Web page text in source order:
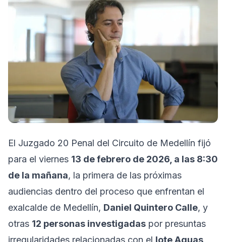
El Juzgado 20 Penal del Circuito de Medellín fijó
para el viernes 13 de febrero de 2026, a las 8:30
de la mañana, la primera de las próximas
audiencias dentro del proceso que enfrentan el
exalcalde de Medellín, Daniel Quintero Calle, y
otras 12 personas investigadas por presuntas
irregularidades relacionadas con el lote Aguas